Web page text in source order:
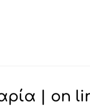
| on